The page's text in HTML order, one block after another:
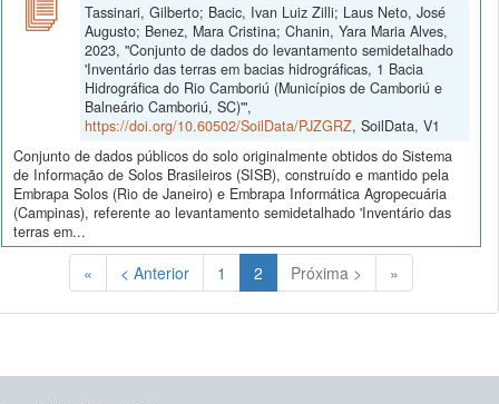
Tassinari, Gilberto; Bacic, Ivan Luiz Zilli; Laus Neto, José
Augusto; Benez, Mara Cristina; Chanin, Yara Maria Alves,
2023, "Conjunto de dados do levantamento semidetalhado
'Inventário das terras em bacias hidrográficas, 1 Bacia
Hidrográfica do Rio Camboriú (Municípios de Camboriú e
Balneário Camboriú, SC)'",
https://doi.org/10.60502/SoilData/PJZGRZ, SoilData, V1
Conjunto de dados públicos do solo originalmente obtidos do Sistema
de Informação de Solos Brasileiros (SISB), construído e mantido pela
Embrapa Solos (Rio de Janeiro) e Embrapa Informática Agropecuária
(Campinas), referente ao levantamento semidetalhado 'Inventário das
terras em...
« < Anterior 1 2 (Atual)Próxima > »